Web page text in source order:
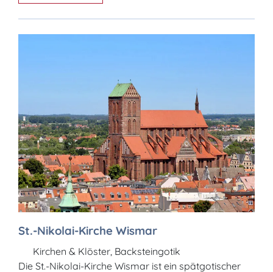
St.-Nikolai-Kirche Wismar
Kirchen & Klöster, Backsteingotik
Die St.-Nikolai-Kirche Wismar ist ein spätgotischer